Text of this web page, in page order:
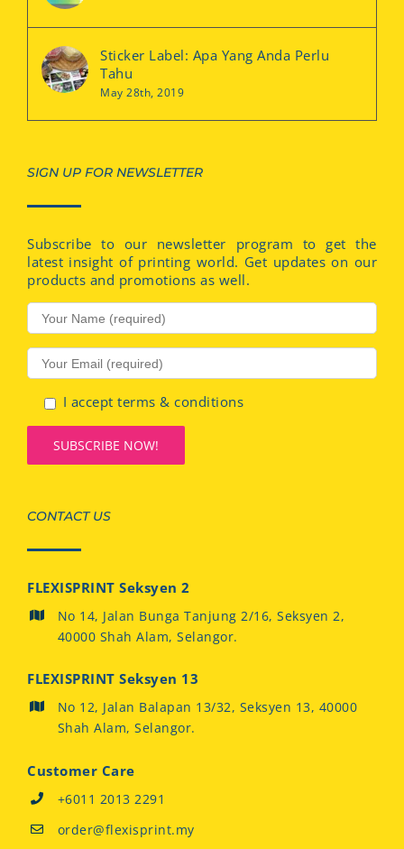
Sticker Label: Apa Yang Anda Perlu
Tahu
May 28th, 2019
SIGN UP FOR NEWSLETTER
Subscribe to our newsletter program to get the
latest insight of printing world. Get updates on our
products and promotions as well.
I accept terms & conditions
CONTACT US
FLEXISPRINT Seksyen 2
No 14, Jalan Bunga Tanjung 2/16, Seksyen 2,
40000 Shah Alam, Selangor.
FLEXISPRINT Seksyen 13
No 12, Jalan Balapan 13/32, Seksyen 13, 40000
Shah Alam, Selangor.
Customer Care
+6011 2013 2291
order@flexisprint.my